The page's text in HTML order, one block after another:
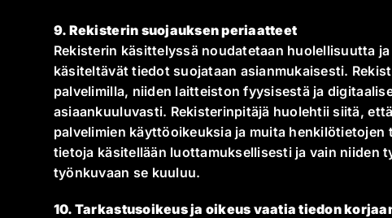
9. Rekisterin suojauksen periaatteet
Rekisterin käsittelyssä noudatetaan huolellisuutta
käsiteltävät tiedot suojataan asianmukaisesti.
palvelimilla, niiden laitteiston fyysisestä ja
asiaankuuluvasti. Rekisterinpitäjä huolehtii siitä,
palvelimien käyttöoikeuksia ja muita
tietoja käsitellään luottamuksellisesti ja vain niiden
työnkuvaan se kuuluu.
10. Tarkastusoikeus ja oikeus vaatia tiedon